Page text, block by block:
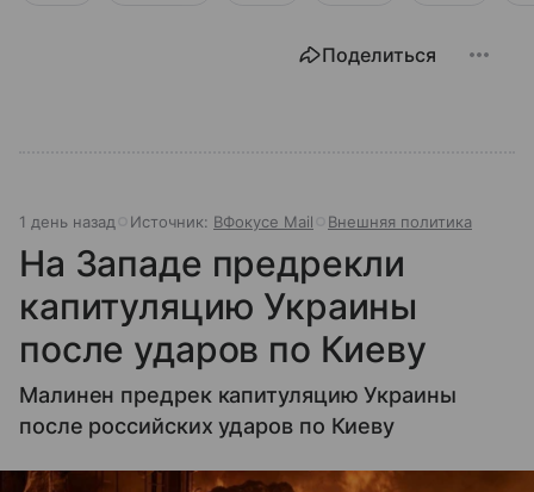
Поделиться
1 день назад Источник: ВФокусе Mail Внешняя политика
На Западе предрекли
капитуляцию Украины
после ударов по Киеву
Малинен предрек капитуляцию Украины
после российских ударов по Киеву